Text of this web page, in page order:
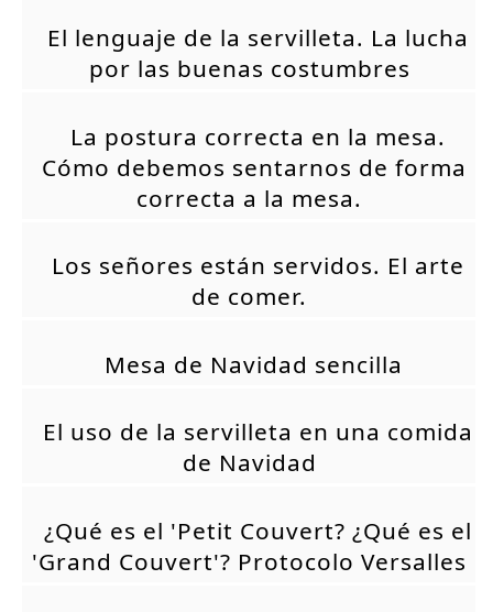
El lenguaje de la servilleta. La lucha
por las buenas costumbres
La postura correcta en la mesa.
Cómo debemos sentarnos de forma
correcta a la mesa.
Los señores están servidos. El arte
de comer.
Mesa de Navidad sencilla
El uso de la servilleta en una comida
de Navidad
¿Qué es el 'Petit Couvert? ¿Qué es el
'Grand Couvert'? Protocolo Versalles